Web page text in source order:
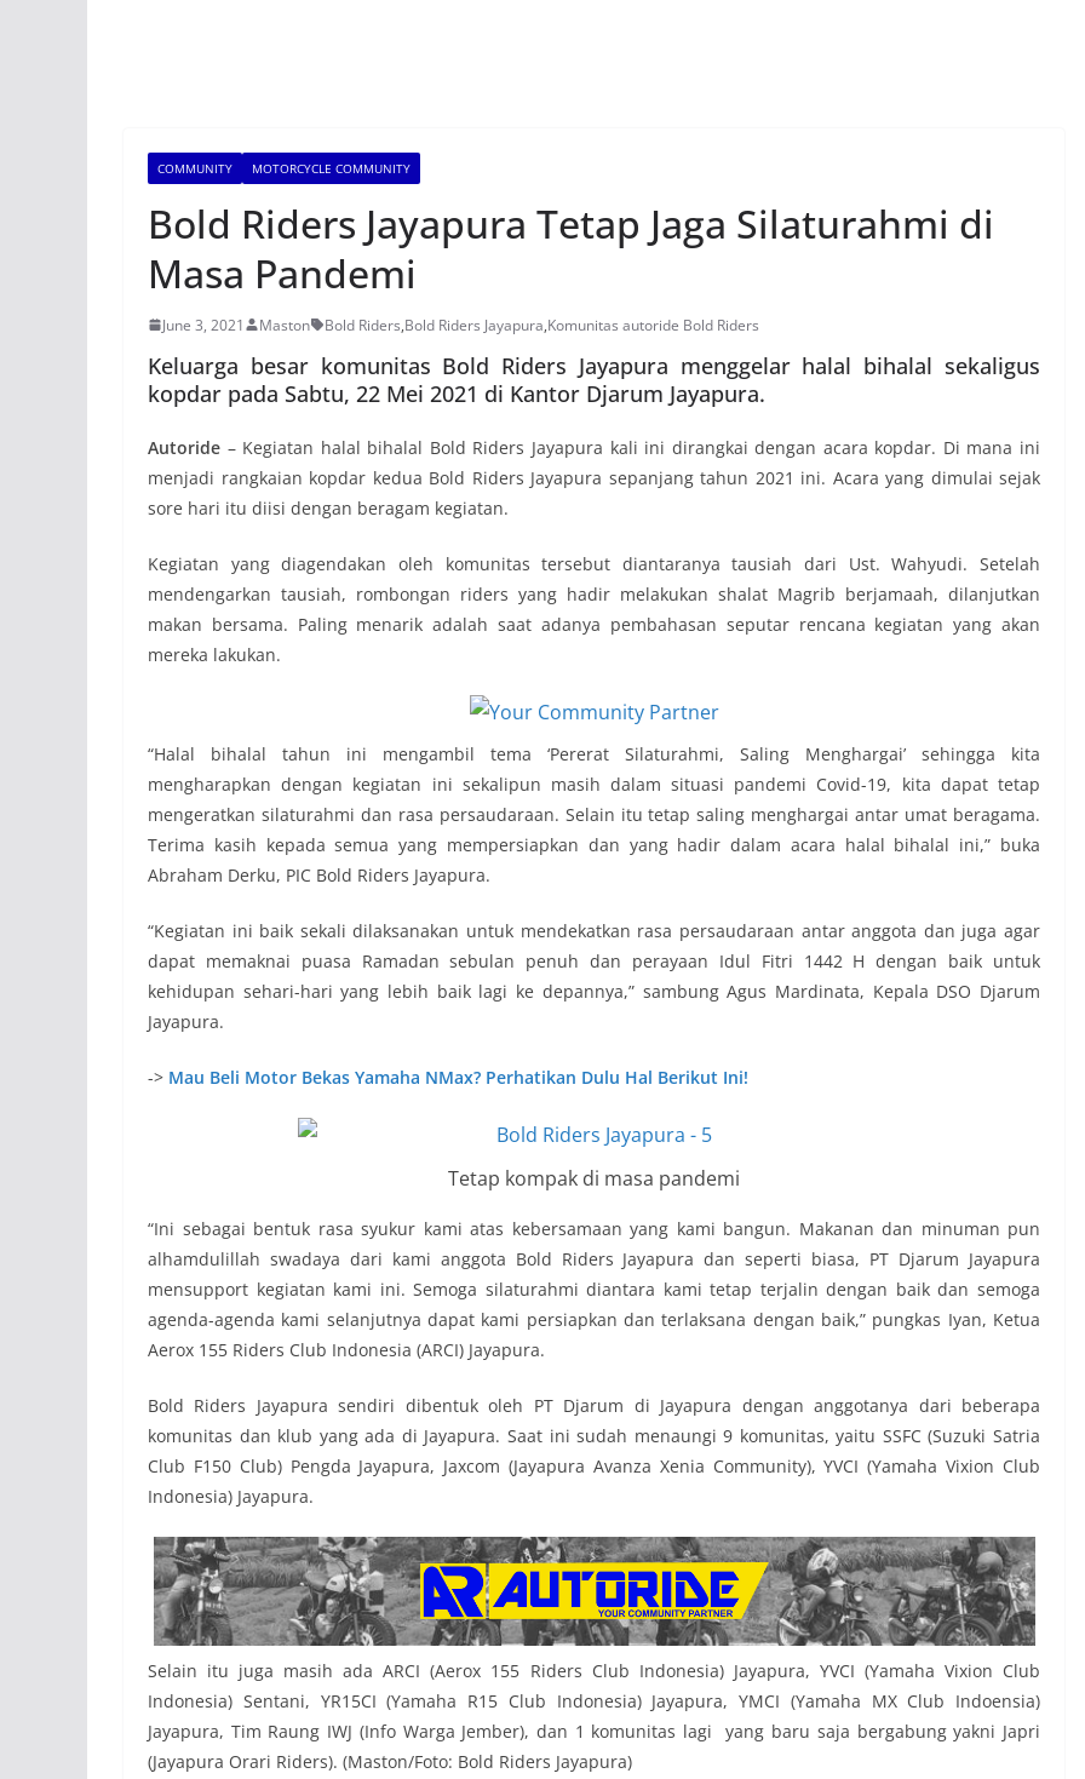
COMMUNITY MOTORCYCLE COMMUNITY
Bold Riders Jayapura Tetap Jaga Silaturahmi di
Masa Pandemi
June 3, 2021 Maston Bold Riders,Bold Riders Jayapura,Komunitas autoride Bold Riders
Keluarga besar komunitas Bold Riders Jayapura menggelar halal bihalal sekaligus
kopdar pada Sabtu, 22 Mei 2021 di Kantor Djarum Jayapura.
Autoride – Kegiatan halal bihalal Bold Riders Jayapura kali ini dirangkai dengan acara kopdar. Di mana ini
menjadi rangkaian kopdar kedua Bold Riders Jayapura sepanjang tahun 2021 ini. Acara yang dimulai sejak
sore hari itu diisi dengan beragam kegiatan.
Kegiatan yang diagendakan oleh komunitas tersebut diantaranya tausiah dari Ust. Wahyudi. Setelah
mendengarkan tausiah, rombongan riders yang hadir melakukan shalat Magrib berjamaah, dilanjutkan
makan bersama. Paling menarik adalah saat adanya pembahasan seputar rencana kegiatan yang akan
mereka lakukan.
“Halal bihalal tahun ini mengambil tema ‘Pererat Silaturahmi, Saling Menghargai’ sehingga kita
mengharapkan dengan kegiatan ini sekalipun masih dalam situasi pandemi Covid-19, kita dapat tetap
mengeratkan silaturahmi dan rasa persaudaraan. Selain itu tetap saling menghargai antar umat beragama.
Terima kasih kepada semua yang mempersiapkan dan yang hadir dalam acara halal bihalal ini,” buka
Abraham Derku, PIC Bold Riders Jayapura.
“Kegiatan ini baik sekali dilaksanakan untuk mendekatkan rasa persaudaraan antar anggota dan juga agar
dapat memaknai puasa Ramadan sebulan penuh dan perayaan Idul Fitri 1442 H dengan baik untuk
kehidupan sehari-hari yang lebih baik lagi ke depannya,” sambung Agus Mardinata, Kepala DSO Djarum
Jayapura.
-> Mau Beli Motor Bekas Yamaha NMax? Perhatikan Dulu Hal Berikut Ini!
Tetap kompak di masa pandemi
“Ini sebagai bentuk rasa syukur kami atas kebersamaan yang kami bangun. Makanan dan minuman pun
alhamdulillah swadaya dari kami anggota Bold Riders Jayapura dan seperti biasa, PT Djarum Jayapura
mensupport kegiatan kami ini. Semoga silaturahmi diantara kami tetap terjalin dengan baik dan semoga
agenda-agenda kami selanjutnya dapat kami persiapkan dan terlaksana dengan baik,” pungkas Iyan, Ketua
Aerox 155 Riders Club Indonesia (ARCI) Jayapura.
Bold Riders Jayapura sendiri dibentuk oleh PT Djarum di Jayapura dengan anggotanya dari beberapa
komunitas dan klub yang ada di Jayapura. Saat ini sudah menaungi 9 komunitas, yaitu SSFC (Suzuki Satria
Club F150 Club) Pengda Jayapura, Jaxcom (Jayapura Avanza Xenia Community), YVCI (Yamaha Vixion Club
Indonesia) Jayapura.
Selain itu juga masih ada ARCI (Aerox 155 Riders Club Indonesia) Jayapura, YVCI (Yamaha Vixion Club
Indonesia) Sentani, YR15CI (Yamaha R15 Club Indonesia) Jayapura, YMCI (Yamaha MX Club Indoensia)
Jayapura, Tim Raung IWJ (Info Warga Jember), dan 1 komunitas lagi yang baru saja bergabung yakni Japri
(Jayapura Orari Riders). (Maston/Foto: Bold Riders Jayapura)